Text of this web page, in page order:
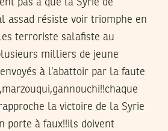
pas à que la Syrie de
assad résiste voir triomphe en
terroriste salafiste au
milliers de jeune
à l’abattoir par la faute
la victoire de la Syrie
porte à faux!!ils doivent